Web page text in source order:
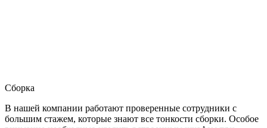
Сборка
В нашей компании работают проверенные сотрудники с
большим стажем, которые знают все тонкости сборки. Особое